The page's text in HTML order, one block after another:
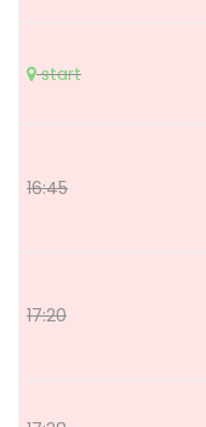
start
16:45
17:20